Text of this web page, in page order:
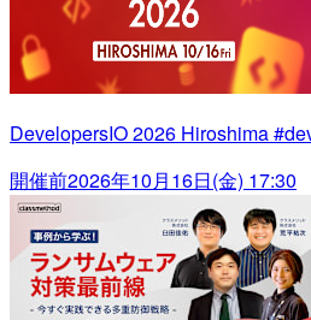
DevelopersIO 2026 Hiroshima
開催前2026年10月16日(金) 17:30